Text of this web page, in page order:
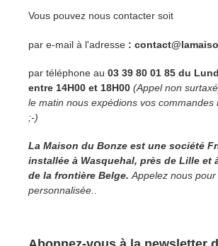
Vous pouvez nous contacter soit
par e-mail à l'adresse :
par téléphone au 03 39 80 01 85 du
entre 14H00 et 18H00 (Appel non
le matin nous expédions vos commandes
;-)
La Maison du Bonze est une société
installée à Wasquehal, près de Lille et
de la frontière Belge.Appelez nous
personnalisée..